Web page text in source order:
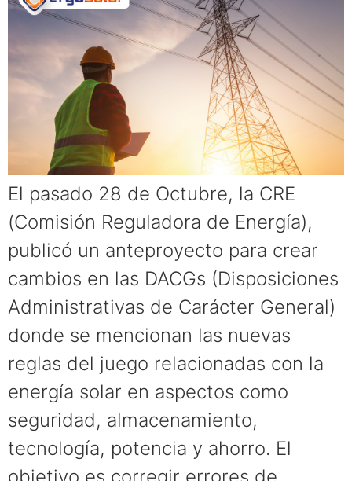
El pasado 28 de Octubre, la CRE
(Comisión Reguladora de Energía),
publicó un anteproyecto para crear
cambios en las DACGs (Disposiciones
Administrativas de Carácter General)
donde se mencionan las nuevas
reglas del juego relacionadas con la
energía solar en aspectos como
seguridad, almacenamiento,
tecnología, potencia y ahorro. El